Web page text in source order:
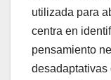
utilizada para
centra en
pensamiento
desadaptativas